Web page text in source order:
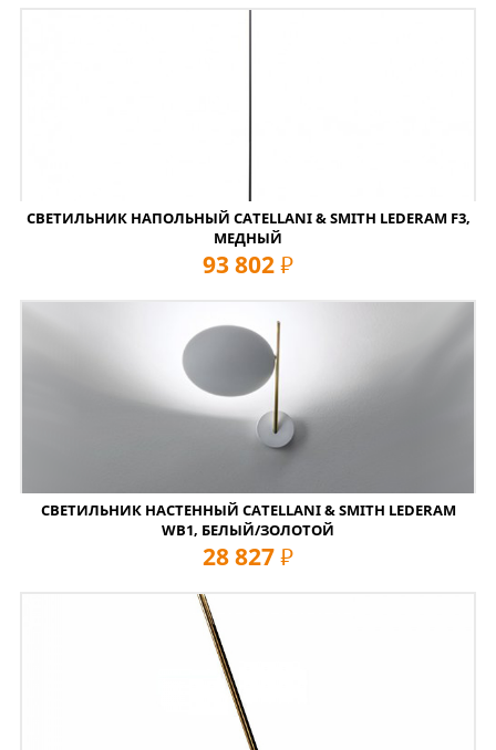
СВЕТИЛЬНИК НАПОЛЬНЫЙ CATELLANI & SMITH LEDERAM F3,
МЕДНЫЙ
93 802 руб
СВЕТИЛЬНИК НАСТЕННЫЙ CATELLANI & SMITH LEDERAM
WB1, БЕЛЫЙ/ЗОЛОТОЙ
28 827 руб